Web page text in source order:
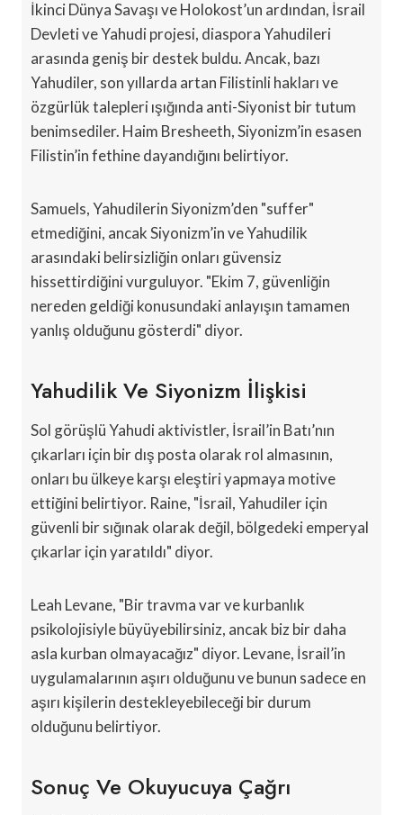
İkinci Dünya Savaşı ve Holokost’un ardından, İsrail
Devleti ve Yahudi projesi, diaspora Yahudileri
arasında geniş bir destek buldu. Ancak, bazı
Yahudiler, son yıllarda artan Filistinli hakları ve
özgürlük talepleri ışığında anti-Siyonist bir tutum
benimsediler. Haim Bresheeth, Siyonizm’in esasen
Filistin’in fethine dayandığını belirtiyor.
Samuels, Yahudilerin Siyonizm’den "suffer"
etmediğini, ancak Siyonizm’in ve Yahudilik
arasındaki belirsizliğin onları güvensiz
hissettirdiğini vurguluyor. "Ekim 7, güvenliğin
nereden geldiği konusundaki anlayışın tamamen
yanlış olduğunu gösterdi" diyor.
Yahudilik Ve Siyonizm İlişkisi
Sol görüşlü Yahudi aktivistler, İsrail’in Batı’nın
çıkarları için bir dış posta olarak rol almasının,
onları bu ülkeye karşı eleştiri yapmaya motive
ettiğini belirtiyor. Raine, "İsrail, Yahudiler için
güvenli bir sığınak olarak değil, bölgedeki emperyal
çıkarlar için yaratıldı" diyor.
Leah Levane, "Bir travma var ve kurbanlık
psikolojisiyle büyüyebilirsiniz, ancak biz bir daha
asla kurban olmayacağız" diyor. Levane, İsrail’in
uygulamalarının aşırı olduğunu ve bunun sadece en
aşırı kişilerin destekleyebileceği bir durum
olduğunu belirtiyor.
Sonuç Ve Okuyucuya Çağrı